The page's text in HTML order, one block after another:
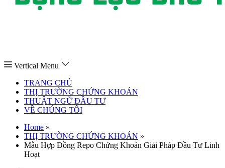
Vertical Menu
TRANG CHỦ
THỊ TRƯỜNG CHỨNG KHOÁN
THUẬT NGỮ ĐẦU TƯ
VỀ CHÚNG TÔI
Home »
THỊ TRƯỜNG CHỨNG KHOÁN »
Mẫu Hợp Đồng Repo Chứng Khoán Giải Pháp Đầu Tư Linh
Hoạt